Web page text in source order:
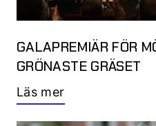
GALAPREMIÄR FÖR
GRÖNASTE GRÄSET
Läs mer